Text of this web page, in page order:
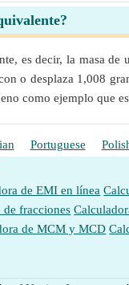
es decir, la masa de
o desplaza 1,008
como ejemplo que
Portuguese
de EMI en línea
de fracciones
de MCM y MCD